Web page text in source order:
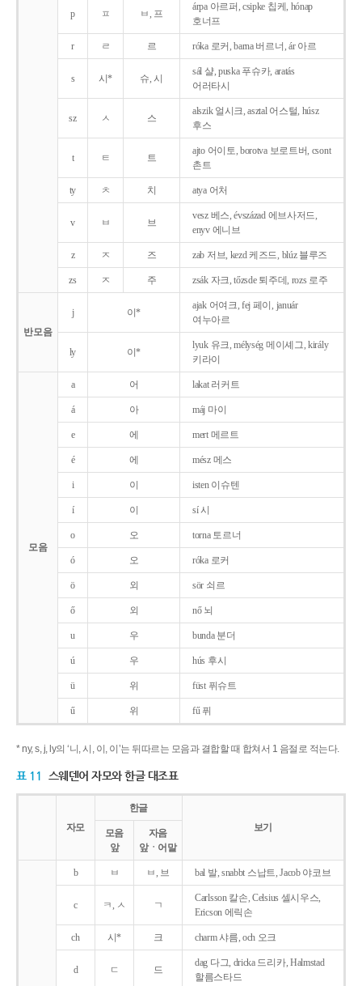
p ㅍ ㅂ, 프
árpa 아르퍼, csipke 칩케, hónap
호너프
r ㄹ 르 róka 로커, barna 버르너, ár 아르
s 시* 슈, 시
sál 샬, puska 푸슈카, aratás
어러타시
sz ㅅ 스
alszik 얼시크, asztal 어스털, húsz
후스
t ㅌ 트
ajto 어이토, borotva 보로트버, csont
촌트
ty ㅊ 치 atya 어처
v ㅂ 브
vesz 베스, évszázad 에브사저드,
enyv 에니브
z ㅈ 즈 zab 저브, kezd 케즈드, blúz 블루즈
zs ㅈ 주 zsák 자크, tőzsde 퇴주데, rozs 로주
반모음
j 이*
ajak 어여크, fej 페이, január
여누아르
ly 이*
lyuk 유크, mélység 메이셰그, király
키라이
모음
a 어 lakat 러커트
á 아 máj 마이
e 에 mert 메르트
é 에 mész 메스
i 이 isten 이슈텐
í 이 sí 시
o 오 torna 토르너
ó 오 róka 로커
ö 외 sör 쇠르
ő 외 nő 뇌
u 우 bunda 분더
ú 우 hús 후시
ü 위 füst 퓌슈트
ű 위 fű 퓌
* ny, s, j, ly의 ‘니, 시, 이, 이’는 뒤따르는 모음과 결합할 때 합쳐서 1 음절로 적는다.
표 11 스웨덴어 자모와 한글 대조표
자모
한글
보기
모음
앞
자음
앞ㆍ어말
b ㅂ ㅂ, 브 bal 발, snabbt 스납트, Jacob 야코브
c ㅋ, ㅅ ㄱ
Carlsson 칼손, Celsius 셀시우스,
Ericson 에릭손
ch 시* 크 charm 샤름, och 오크
d ㄷ 드
dag 다그, dricka 드리카, Halmstad
할름스타드